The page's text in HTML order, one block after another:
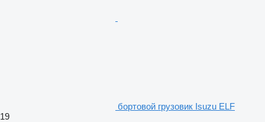
бортовой грузовик Isuzu ELF
19